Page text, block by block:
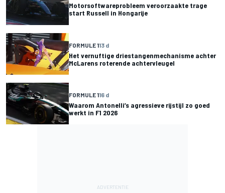
Motorsoftwareprobleem veroorzaakte trage
start Russell in Hongarije
FORMULE 113 d
Het vernuftige driestangenmechanisme achter
McLarens roterende achtervleugel
FORMULE 116 d
Waarom Antonelli’s agressieve rijstijl zo goed
werkt in F1 2026